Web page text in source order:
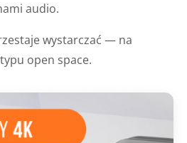
audio.
wystarczać — na
open space.